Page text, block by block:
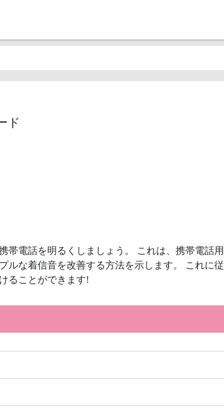
ド
帯電話を明るくしましょう。 これは、携帯電話用
ルな着信音を改善する方法を示します。 これに従
ることができます!